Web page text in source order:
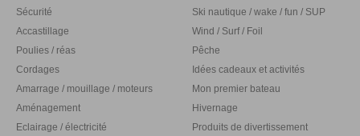
Sécurité
Accastillage
Poulies / réas
Cordages
Amarrage / mouillage / moteurs
Aménagement
Eclairage / électricité
Ski nautique / wake / fun / SUP
Wind / Surf / Foil
Pêche
Idées cadeaux et activités
Mon premier bateau
Hivernage
Produits de divertissement